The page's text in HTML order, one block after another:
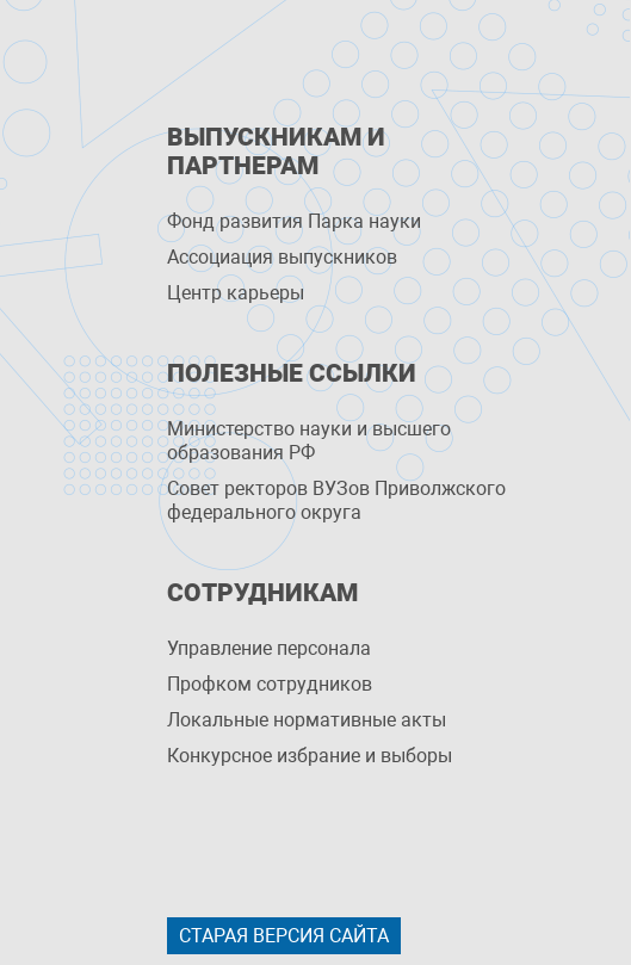
ВЫПУСКНИКАМ И
ПАРТНЕРАМ
Фонд развития Парка науки
Ассоциация выпускников
Центр карьеры
ПОЛЕЗНЫЕ ССЫЛКИ
Министерство науки и высшего
образования РФ
Совет ректоров ВУЗов Приволжского
федерального округа
СОТРУДНИКАМ
Управление персоналa
Профком сотрудников
Локальные нормативные акты
Конкурсное избрание и выборы
СТАРАЯ ВЕРСИЯ САЙТА